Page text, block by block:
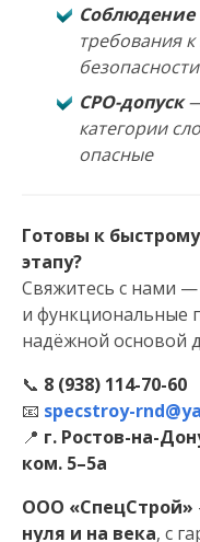
требования
безопасности
СРО-допуск—
категории
опасные
Готовы к
этапу?
Свяжитесь с нами
и функциональные
надёжной основой
📞 8 (938) 114-70-60
📧 specstroy-
📍 г. Ростов-на-
ком. 5–5а
ООО «СпецСтрой»
нуля и на века, с